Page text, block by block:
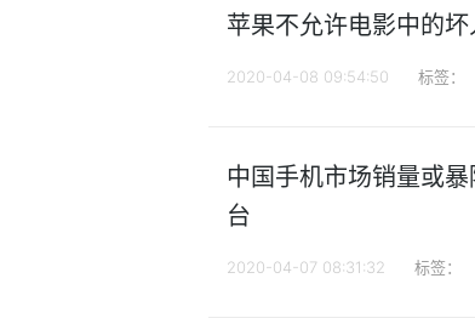
苹果不允许电影中的
2020-04-08 09:54:50 标签：
中国手机市场销量或
台
2020-04-07 08:31:32 标签：